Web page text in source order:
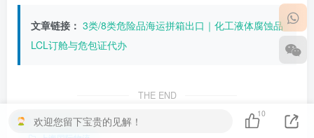
文章链接： 3类/8类危险品海运拼箱出口｜化工液体腐蚀品
LCL订舱与危包证代办
THE END
欢迎您留下宝贵的见解！
10